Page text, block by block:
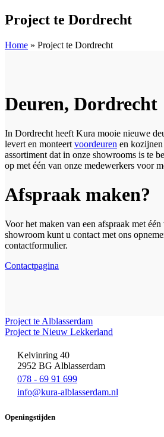
Project te Dordrecht
Home » Project te Dordrecht
Deuren, Dordrecht
In Dordrecht heeft Kura mooie nieuwe
levert en monteert voordeuren en
assortiment dat in onze showrooms is te
op met één van onze medewerkers voor
Afspraak maken?
Voor het maken van een afspraak met
showroom kunt u contact met ons
contactformulier.
Contactpagina
Project te Alblasserdam
Project te Nieuw Lekkerland
Kelvinring 40
2952 BG Alblasserdam
078 - 69 91 699
info@kura-alblasserdam.nl
Openingstijden